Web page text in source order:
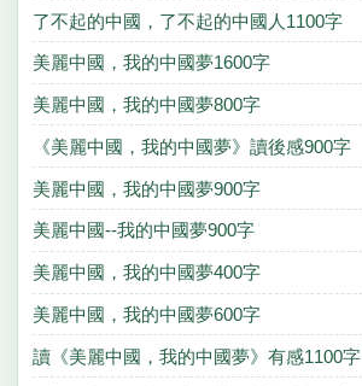
了不起的中國，了不起的中國人1100字
美麗中國，我的中國夢1600字
美麗中國，我的中國夢800字
《美麗中國，我的中國夢》讀後感900字
美麗中國，我的中國夢900字
美麗中國--我的中國夢900字
美麗中國，我的中國夢400字
美麗中國，我的中國夢600字
讀《美麗中國，我的中國夢》有感1100字